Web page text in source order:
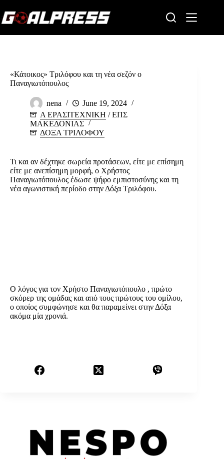
to
content
«Κάτοικος» Τριλόφου και τη νέα σεζόν ο
Παναγιωτόπουλος
nena
June 19, 2024
Α ΕΡΑΣΙΤΕΧΝΙΚΗ /ΕΠΣ
ΜΑΚΕΔΟΝΙΑΣ
ΔΟΞΑ ΤΡΙΛΟΦΟΥ
Τι και αν δέχτηκε σωρεία προτάσεων, είτε με επίσημη
είτε με ανεπίσημη μορφή, ο Χρήστος
Παναγιωτόπουλος έδωσε ψήφο εμπιστοσύνης και τη
νέα αγωνιστική περίοδο στην Δόξα Τριλόφου.
Ο λόγος για τον Χρήστο Παναγιωτόπουλο , πρώτο
σκόρερ της ομάδας και από τους πρώτους του ομίλου,
ο οποίος συμφώνησε και θα παραμείνει στην Δόξα
ακόμα μία χρονιά.